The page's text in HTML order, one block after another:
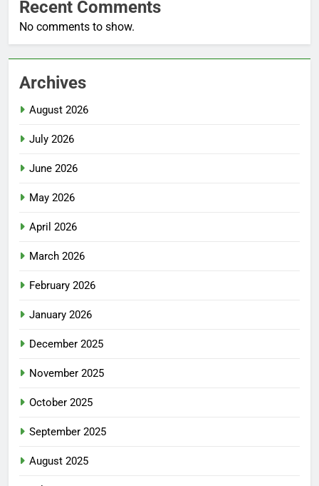
Recent Comments
No comments to show.
Archives
August 2026
July 2026
June 2026
May 2026
April 2026
March 2026
February 2026
January 2026
December 2025
November 2025
October 2025
September 2025
August 2025